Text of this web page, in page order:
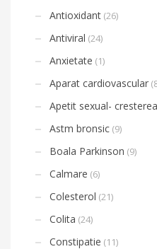
Antioxidant (26)
Antiviral (24)
Anxietate (1)
Aparat cardiovascular
Apetit sexual-
Astm bronsic (9)
Boala Parkinson (9)
Calmare (6)
Colesterol (21)
Colita (24)
Constipatie (11)